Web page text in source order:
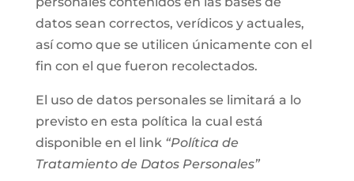
datos sean correctos, verídicos y actuales,
así como que se utilicen únicamente con el
fin con el que fueron recolectados.
El uso de datos personales se limitará a lo
previsto en esta política la cual está
disponible en el link “Política de
Tratamiento de Datos Personales”